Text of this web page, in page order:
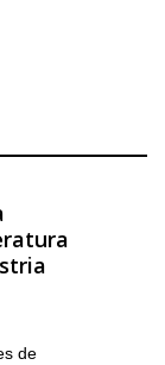
de